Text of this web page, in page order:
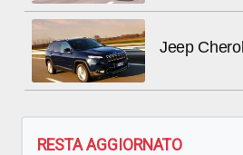
Jeep
RESTA AGGIORNATO